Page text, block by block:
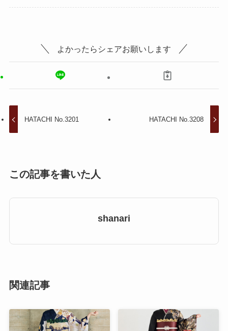
よかったらシェアお願いします
HATACHI No.3201 HATACHI No.3208
この記事を書いた人
shanari
関連記事